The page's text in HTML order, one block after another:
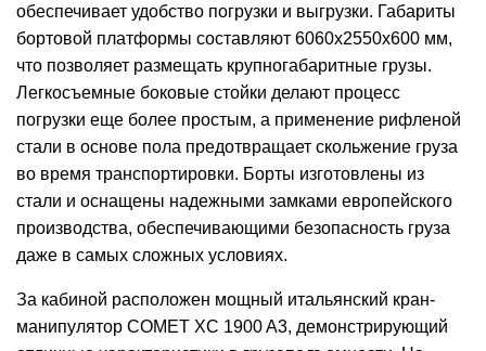
обеспечивает удобство погрузки и выгрузки. Габариты
бортовой платформы составляют 6060х2550х600 мм,
что позволяет размещать крупногабаритные грузы.
Легкосъемные боковые стойки делают процесс
погрузки еще более простым, а применение рифленой
стали в основе пола предотвращает скольжение груза
во время транспортировки. Борты изготовлены из
стали и оснащены надежными замками европейского
производства, обеспечивающими безопасность груза
даже в самых сложных условиях.
За кабиной расположен мощный итальянский кран-
манипулятор COMET XC 1900 A3, демонстрирующий